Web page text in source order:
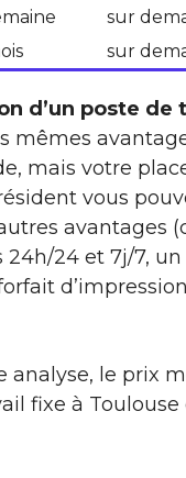
sur
sur
d’un poste de
mêmes
mais votre
vous
avantages
24h/24 et 7j/7,
analyse, le prix
fixe à Toulouse